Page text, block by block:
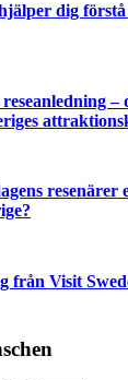
dig
resenärer
från Visit